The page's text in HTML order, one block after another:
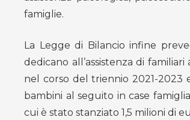
famiglie.
La Legge di Bilancio infine
dedicano all’assistenza di
nel corso del triennio 2021-2023
bambini al seguito in case
cui è stato stanziato 1,5 milioni di